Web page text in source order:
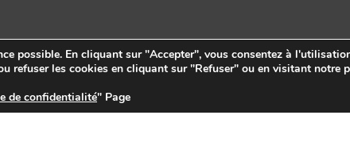
possible. En cliquant sur "Accepter", vous consentez à
refuser les cookies en cliquant sur "Refuser" ou en visitant notre
de confidentialité" Page